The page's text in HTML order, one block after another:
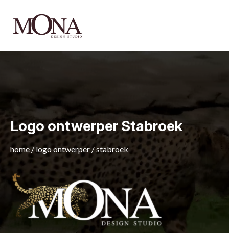
Logo ontwerper Stabroek
home/logo ontwerper /stabroek